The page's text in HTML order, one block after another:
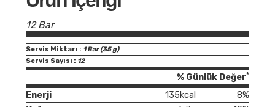
12 Bar
Servis Miktarı : 1 Bar (35 g)
Servis Sayısı : 12
% Günlük Değer*
135kcal 8%
Enerji